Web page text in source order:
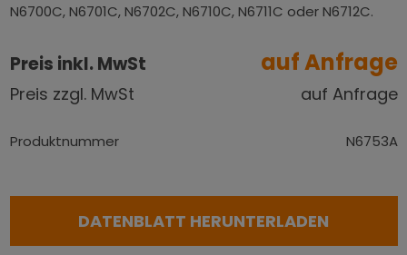
N6700C, N6701C, N6702C, N6710C, N6711C oder N6712C.
Preis inkl. MwSt auf Anfrage
Preis zzgl. MwSt auf Anfrage
Produktnummer N6753A
DATENBLATT HERUNTERLADEN